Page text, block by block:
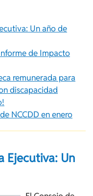
Un año de
de Impacto
remunerada para
discapacidad
NCCDD en enero
Ejecutiva: Un